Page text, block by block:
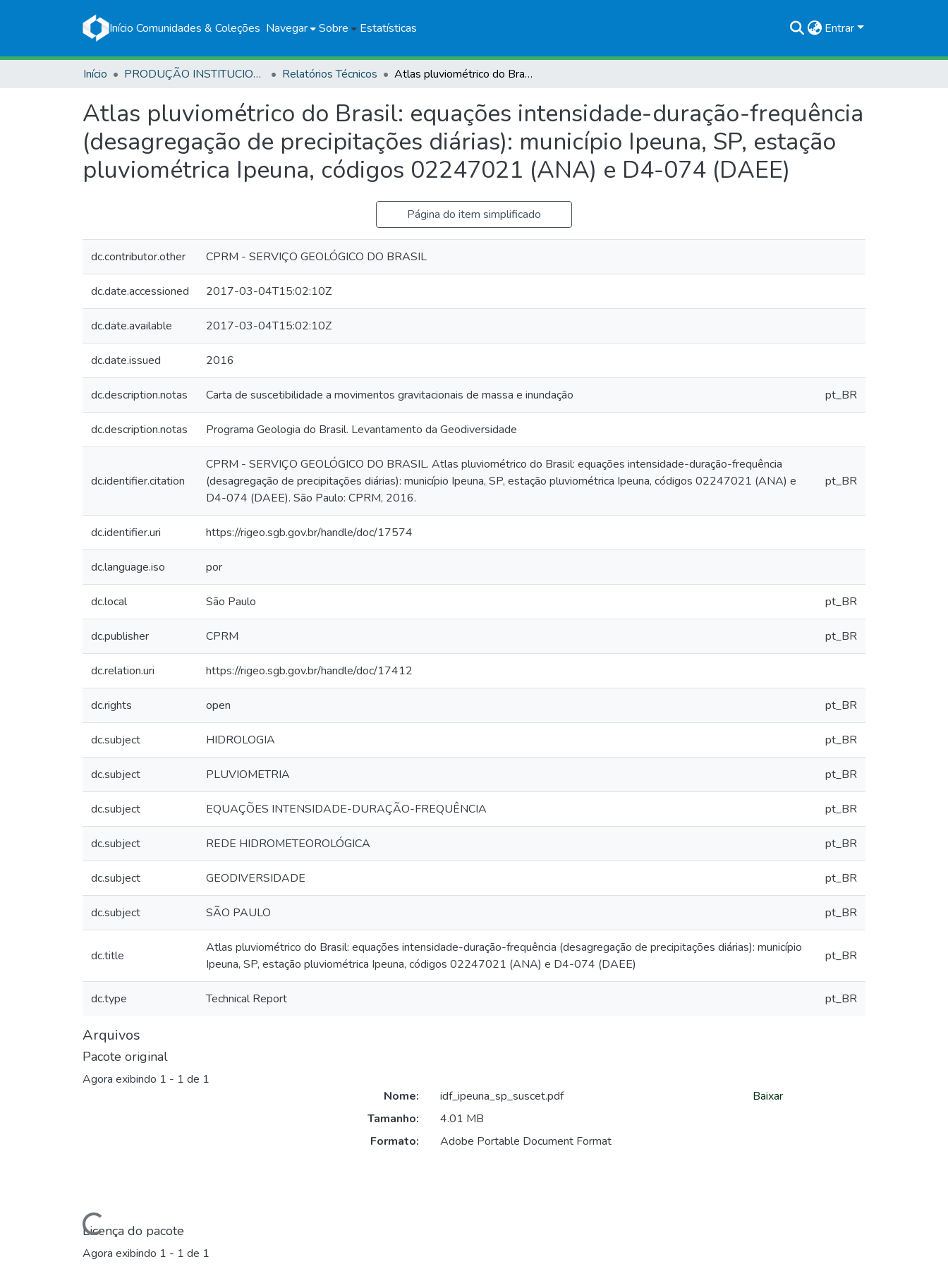
Início Comunidades & Coleções Navegar Sobre Estatísticas Entrar
Início PRODUÇÃO INSTITUCIONAL Relatórios Técnicos Atlas pluviométrico do Brasil: equações intensidade-duração-frequência (desagregação de precipitações diárias): município Ipeuna, SP, estação pluviométrica Ipeuna, códigos 02247021 (ANA) e D4-074 (DAEE)
Atlas pluviométrico do Brasil: equações intensidade-duração-frequência
(desagregação de precipitações diárias): município Ipeuna, SP, estação
pluviométrica Ipeuna, códigos 02247021 (ANA) e D4-074 (DAEE)
Página do item simplificado
dc.contributor.other CPRM - SERVIÇO GEOLÓGICO DO BRASIL
dc.date.accessioned 2017-03-04T15:02:10Z
dc.date.available 2017-03-04T15:02:10Z
dc.date.issued 2016
dc.description.notas Carta de suscetibilidade a movimentos gravitacionais de massa e inundação pt_BR
dc.description.notas Programa Geologia do Brasil. Levantamento da Geodiversidade
dc.identifier.citation
CPRM - SERVIÇO GEOLÓGICO DO BRASIL. Atlas pluviométrico do Brasil: equações intensidade-duração-frequência
(desagregação de precipitações diárias): município Ipeuna, SP, estação pluviométrica Ipeuna, códigos 02247021 (ANA) e
D4-074 (DAEE). São Paulo: CPRM, 2016.
pt_BR
dc.identifier.uri https://rigeo.sgb.gov.br/handle/doc/17574
dc.language.iso por
dc.local São Paulo pt_BR
dc.publisher CPRM pt_BR
dc.relation.uri https://rigeo.sgb.gov.br/handle/doc/17412
dc.rights open pt_BR
dc.subject HIDROLOGIA pt_BR
dc.subject PLUVIOMETRIA pt_BR
dc.subject EQUAÇÕES INTENSIDADE-DURAÇÃO-FREQUÊNCIA pt_BR
dc.subject REDE HIDROMETEOROLÓGICA pt_BR
dc.subject GEODIVERSIDADE pt_BR
dc.subject SÃO PAULO pt_BR
dc.title
Atlas pluviométrico do Brasil: equações intensidade-duração-frequência (desagregação de precipitações diárias): município
Ipeuna, SP, estação pluviométrica Ipeuna, códigos 02247021 (ANA) e D4-074 (DAEE)
pt_BR
dc.type Technical Report pt_BR
Arquivos
Pacote original
Agora exibindo 1 - 1 de 1
Carregando...
Nome:
idf_ipeuna_sp_suscet.pdf
Tamanho:
4.01 MB
Formato:
Adobe Portable Document Format
Baixar
Licença do pacote
Agora exibindo 1 - 1 de 1